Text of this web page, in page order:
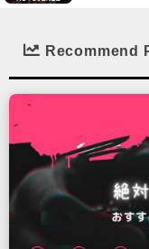
Recommend